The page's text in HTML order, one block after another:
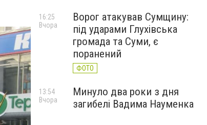
Ворог атакував Сумщину:
під ударами Глухівська
громада та Суми, є
поранений
ФОТО
16:25
Вчора
Минуло два роки з дня
загибелі Вадима Науменка
13:54
Вчора